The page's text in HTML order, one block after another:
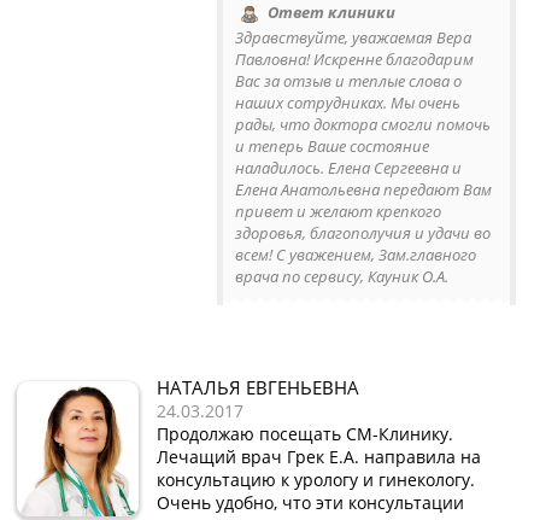
Ответ клиники
Здравствуйте, уважаемая Вера
Павловна! Искренне благодарим
Вас за отзыв и теплые слова о
наших сотрудниках. Мы очень
рады, что доктора смогли помочь
и теперь Ваше состояние
наладилось. Елена Сергеевна и
Елена Анатольевна передают Вам
привет и желают крепкого
здоровья, благополучия и удачи во
всем! С уважением, Зам.главного
врача по сервису, Кауник О.А.
НАТАЛЬЯ ЕВГЕНЬЕВНА
24.03.2017
Продолжаю посещать СМ-Клинику.
Лечащий врач Грек Е.А. направила на
консультацию к урологу и гинекологу.
Очень удобно, что эти консультации